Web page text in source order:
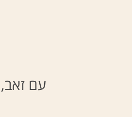
עם זאב,